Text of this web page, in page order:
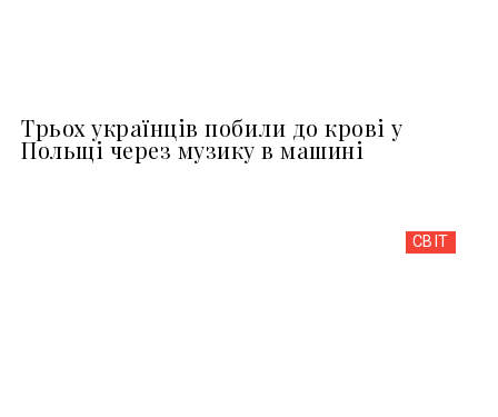
Трьох українців побили до крові у
Польщі через музику в машині
СВІТ